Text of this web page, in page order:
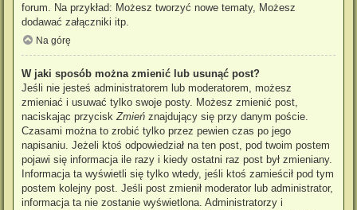
forum. Na przykład: Możesz tworzyć nowe tematy, Możesz
dodawać załączniki itp.
Na górę
W jaki sposób można zmienić lub usunąć post?
Jeśli nie jesteś administratorem lub moderatorem, możesz
zmieniać i usuwać tylko swoje posty. Możesz zmienić post,
naciskając przyciskZmień znajdujący się przy danym poście.
Czasami można to zrobić tylko przez pewien czas po jego
napisaniu. Jeżeli ktoś odpowiedział na ten post, pod twoim postem
pojawi się informacja ile razy i kiedy ostatni raz post był zmieniany.
Informacja ta wyświetli się tylko wtedy, jeśli ktoś zamieścił pod tym
postem kolejny post. Jeśli post zmienił moderator lub administrator,
informacja ta nie zostanie wyświetlona. Administratorzy i